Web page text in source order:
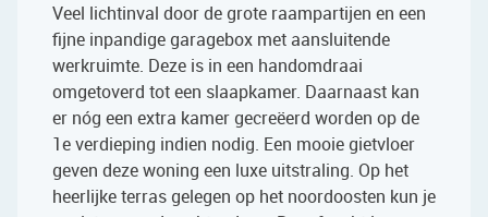
Veel lichtinval door de grote raampartijen en een
fijne inpandige garagebox met aansluitende
werkruimte. Deze is in een handomdraai
omgetoverd tot een slaapkamer. Daarnaast kan
er nóg een extra kamer gecreëerd worden op de
1e verdieping indien nodig. Een mooie gietvloer
geven deze woning een luxe uitstraling. Op het
heerlijke terras gelegen op het noordoosten kun je